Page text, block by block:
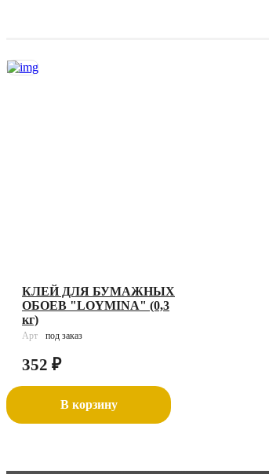
КЛЕЙ ДЛЯ БУМАЖНЫХ
ОБОЕВ "LOYMINA" (0,3
кг)
Арт под заказ
352 ₽
В корзину